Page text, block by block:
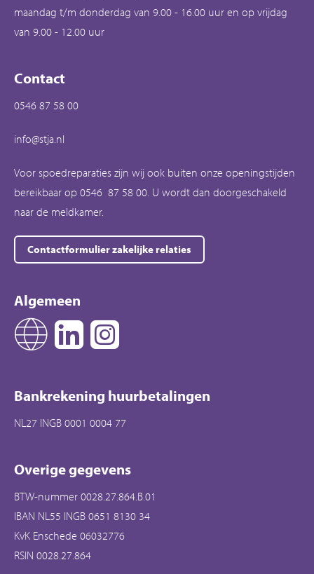
maandag t/m donderdag van 9.00 - 16.00 uur en op vrijdag
van 9.00 - 12.00 uur
Contact
0546 87 58 00
info@stja.nl
Voor spoedreparaties zijn wij ook buiten onze openingstijden
bereikbaar op 0546 87 58 00. U wordt dan doorgeschakeld
naar de meldkamer.
Contactformulier zakelijke relaties
Algemeen
Bankrekening huurbetalingen
NL27 INGB 0001 0004 77
Overige gegevens
BTW-nummer 0028.27.864.B.01
IBAN NL55 INGB 0651 8130 34
KvK Enschede 06032776
RSIN 0028.27.864